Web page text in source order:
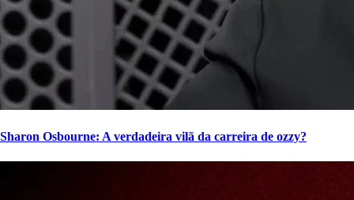
Sharon Osbourne: A verdadeira vilã da carreira de ozzy?